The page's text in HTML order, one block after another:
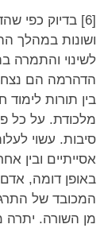
[6] בדיוק כפי
ושונות במהלך
לשינוי והתמרה
הדהרמה הם
בין תורות לימוד
מלכודת. על כל
סיבות. עשוי
אסייתיים ובין
באופן דומה, אדם
המכובד של
מן השורה. יתרה